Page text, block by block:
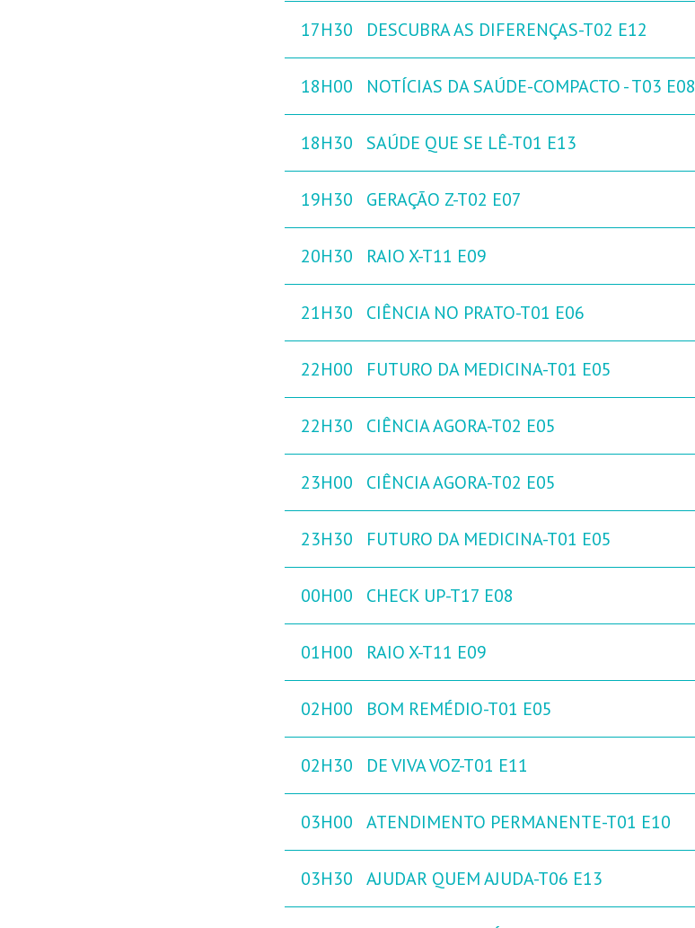
17H30 DESCUBRA AS DIFERENÇAS-T02 E12
18H00 NOTÍCIAS DA SAÚDE-COMPACTO - T03 E08
18H30 SAÚDE QUE SE LÊ-T01 E13
19H30 GERAÇÃO Z-T02 E07
20H30 RAIO X-T11 E09
21H30 CIÊNCIA NO PRATO-T01 E06
22H00 FUTURO DA MEDICINA-T01 E05
22H30 CIÊNCIA AGORA-T02 E05
23H00 CIÊNCIA AGORA-T02 E05
23H30 FUTURO DA MEDICINA-T01 E05
00H00 CHECK UP-T17 E08
01H00 RAIO X-T11 E09
02H00 BOM REMÉDIO-T01 E05
02H30 DE VIVA VOZ-T01 E11
03H00 ATENDIMENTO PERMANENTE-T01 E10
03H30 AJUDAR QUEM AJUDA-T06 E13